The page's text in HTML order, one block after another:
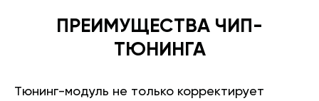
ПРЕИМУЩЕСТВА ЧИП-
ТЮНИНГА
Тюнинг-модуль не только корректирует